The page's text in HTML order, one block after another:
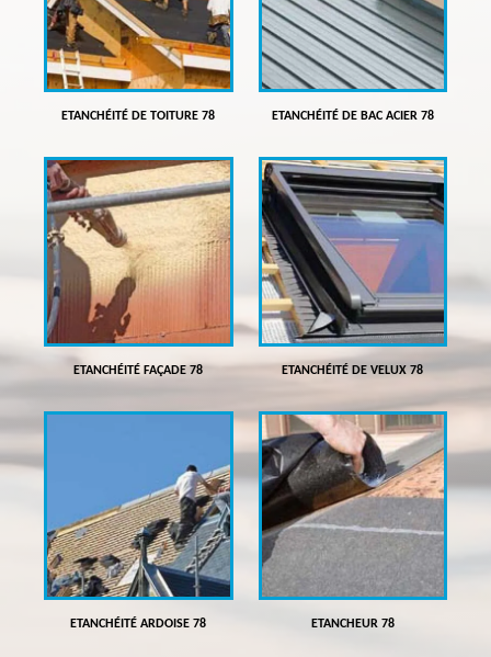
ETANCHÉITÉ DE TOITURE 78 ETANCHÉITÉ DE BAC ACIER 78
ETANCHÉITÉ FAÇADE 78 ETANCHÉITÉ DE VELUX 78
ETANCHÉITÉ ARDOISE 78 ETANCHEUR 78